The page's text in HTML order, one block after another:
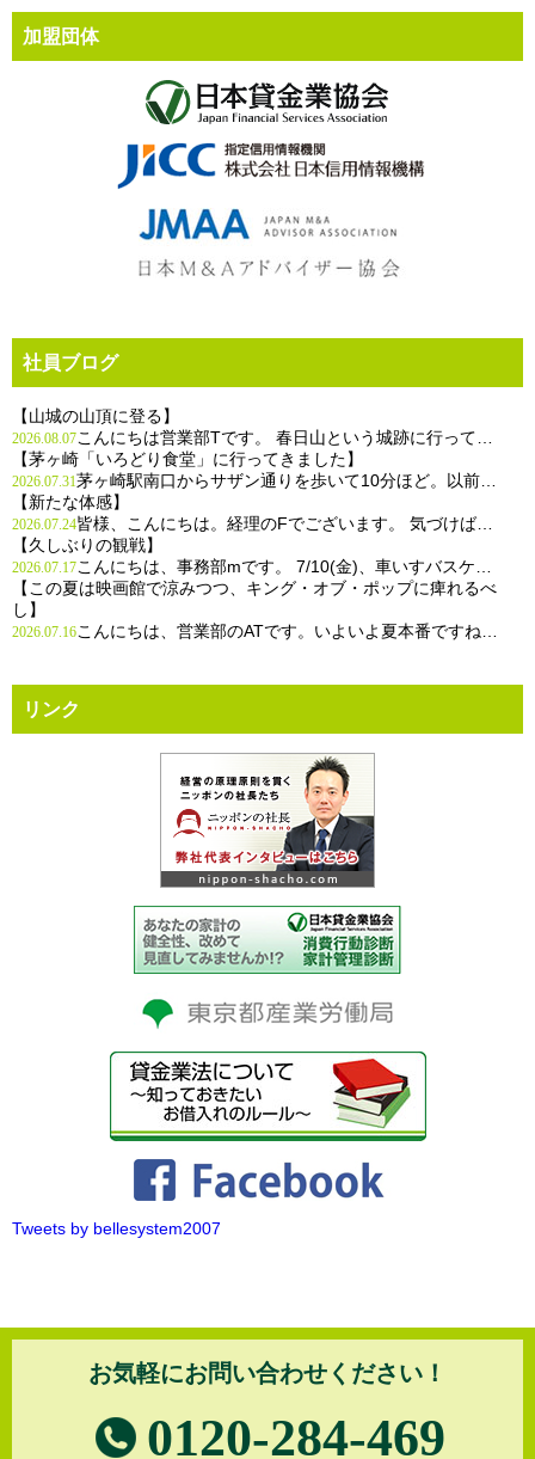
加盟団体
社員ブログ
【山城の山頂に登る】
2026.08.07こんにちは営業部Tです。 春日山という城跡に行って…
【茅ヶ崎「いろどり食堂」に行ってきました】
2026.07.31茅ヶ崎駅南口からサザン通りを歩いて10分ほど。以前…
【新たな体感】
2026.07.24皆様、こんにちは。経理のFでございます。 気づけば…
【久しぶりの観戦】
2026.07.17こんにちは、事務部mです。 7/10(金)、車いすバスケ…
【この夏は映画館で涼みつつ、キング・オブ・ポップに痺れるべ
し】
2026.07.16こんにちは、営業部のATです。いよいよ夏本番ですね…
リンク
Tweets by bellesystem2007
お気軽にお問い合わせください！
0120-284-469